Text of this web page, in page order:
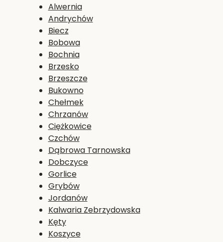
Alwernia
Andrychów
Biecz
Bobowa
Bochnia
Brzesko
Brzeszcze
Bukowno
Chełmek
Chrzanów
Ciężkowice
Czchów
Dąbrowa Tarnowska
Dobczyce
Gorlice
Grybów
Jordanów
Kalwaria Zebrzydowska
Kęty
Koszyce